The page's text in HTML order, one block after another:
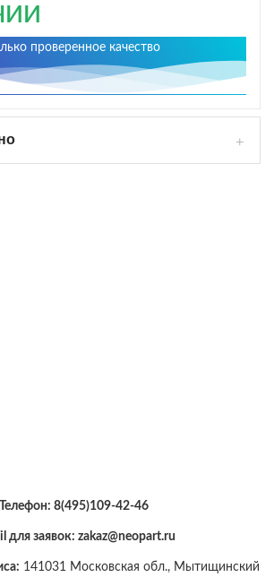
проверенное качество
Телефон: 8(495)109-42-46
для заявок: zakaz@neopart.ru
141031 Московская обл., Мытищинский